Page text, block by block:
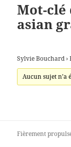
Mot-
asian
Sylvie Bouchard ›
Aucun sujet n’a
Fièrement